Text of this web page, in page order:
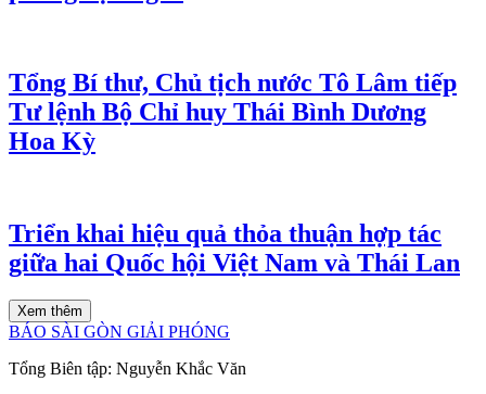
Tổng Bí thư, Chủ tịch nước Tô Lâm tiếp
Tư lệnh Bộ Chỉ huy Thái Bình Dương
Hoa Kỳ
Triển khai hiệu quả thỏa thuận hợp tác
giữa hai Quốc hội Việt Nam và Thái Lan
Xem thêm
BÁO SÀI GÒN GIẢI PHÓNG
Tổng Biên tập: Nguyễn Khắc Văn